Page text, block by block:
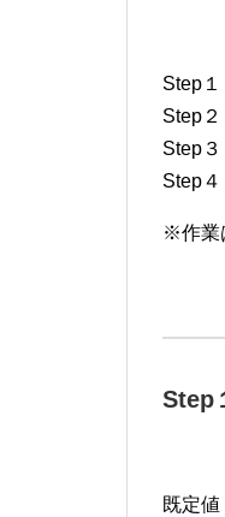
Step
Step
Step
Step
※作業
Step
既定